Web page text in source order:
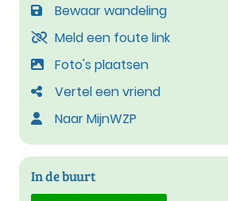
Bewaar wandeling
Meld een foute link
Foto's plaatsen
Vertel een vriend
Naar MijnWZP
In de buurt